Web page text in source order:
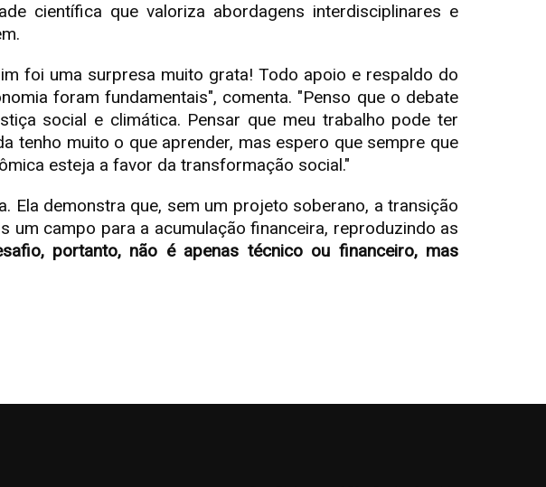
científica que valoriza abordagens interdisciplinares e
foi uma surpresa muito grata! Todo apoio e respaldo do
foram fundamentais", comenta. "Penso que o debate
social e climática. Pensar que meu trabalho pode ter
tenho muito o que aprender, mas espero que sempre que
esteja a favor da transformação social."
Ela demonstra que, sem um projeto soberano, a transição
campo para a acumulação financeira, reproduzindo as
portanto, não é apenas técnico ou financeiro, mas